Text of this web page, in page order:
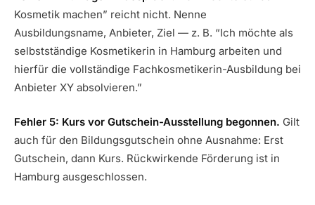
Kosmetik machen” reicht nicht. Nenne
Ausbildungsname, Anbieter, Ziel — z. B. “Ich möchte als
selbstständige Kosmetikerin in Hamburg arbeiten und
hierfür die vollständige Fachkosmetikerin-Ausbildung bei
Anbieter XY absolvieren.”
Fehler 5: Kurs vor Gutschein-Ausstellung begonnen. Gilt
auch für den Bildungsgutschein ohne Ausnahme: Erst
Gutschein, dann Kurs. Rückwirkende Förderung ist in
Hamburg ausgeschlossen.